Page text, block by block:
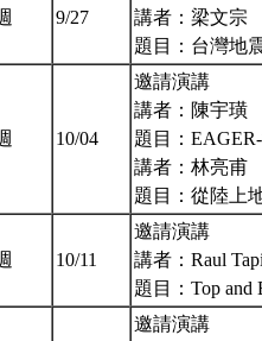
9/27
講者：梁文宗
題目：台灣地
10/04
邀請演講
講者：陳宇璜
題目：
講者：林亮甫
題目：從陸上
10/11
邀請演講
講者：Raul
題目：Top and
邀請演講